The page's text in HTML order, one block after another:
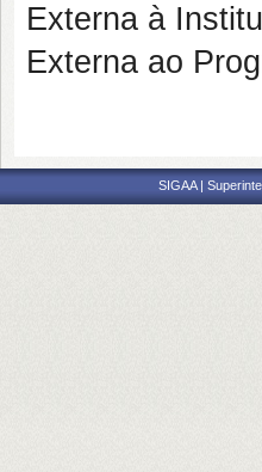
Externa à
Externa ao
SIGAA |